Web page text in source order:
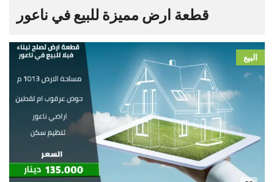
قطعة ارض مميزة للبيع في ناعور
البيع